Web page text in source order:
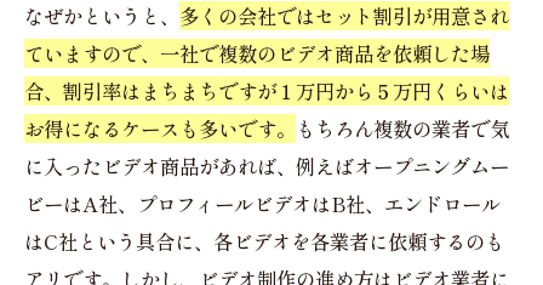
なぜかというと、 多くの会社ではセット割引が用意され
ていますので、一社で複数のビデオ商品を依頼した場
合、割引率はまちまちですが１万円から５万円くらいは
お得になるケースも多いです。 もちろん複数の業者で気
に入ったビデオ商品があれば、例えばオープニングムー
ビーはA社、プロフィールビデオはB社、エンドロール
はC社という具合に、各ビデオを各業者に依頼するのも
アリです。しかし、ビデオ制作の進め方はビデオ業者に